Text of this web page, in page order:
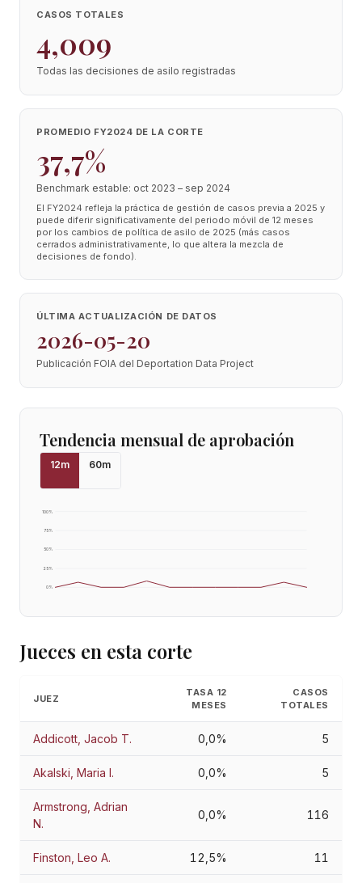
CASOS TOTALES
4,009
Todas las decisiones de asilo registradas
PROMEDIO FY2024 DE LA CORTE
37,7%
Benchmark estable: oct 2023 – sep 2024
El FY2024 refleja la práctica de gestión de casos previa a 2025 y
puede diferir significativamente del periodo móvil de 12 meses
por los cambios de política de asilo de 2025 (más casos
cerrados administrativamente, lo que altera la mezcla de
decisiones de fondo).
ÚLTIMA ACTUALIZACIÓN DE DATOS
2026-05-20
Publicación FOIA del Deportation Data Project
Tendencia mensual de aprobación
12m 60m
0%
25%
50%
75%
100%
Jueces en esta corte
JUEZ
TASA 12
MESES
CASOS
TOTALES
Addicott, Jacob T. 0,0% 5
Akalski, Maria I. 0,0% 5
Armstrong, Adrian
N.
0,0% 116
Finston, Leo A. 12,5% 11